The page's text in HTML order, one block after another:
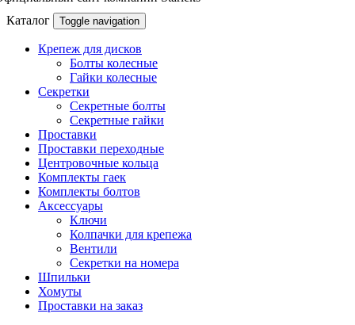
Каталог
Toggle navigation
Крепеж для дисков
Болты колесные
Гайки колесные
Секретки
Секретные болты
Секретные гайки
Проставки
Проставки переходные
Центровочные кольца
Комплекты гаек
Комплекты болтов
Аксессуары
Ключи
Колпачки для крепежа
Вентили
Секретки на номера
Шпильки
Хомуты
Проставки на заказ